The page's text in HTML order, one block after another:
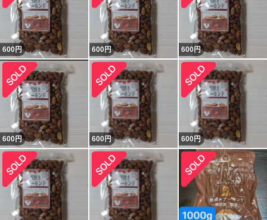
600円 600円 600円
600円 600円 600円